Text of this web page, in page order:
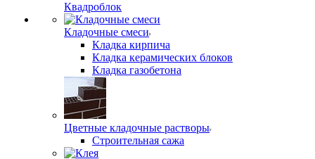
Квадроблок
Кладочные смеси
Кладка кирпича
Кладка керамических блоков
Кладка газобетона
Цветные кладочные растворы
Строительная сажа